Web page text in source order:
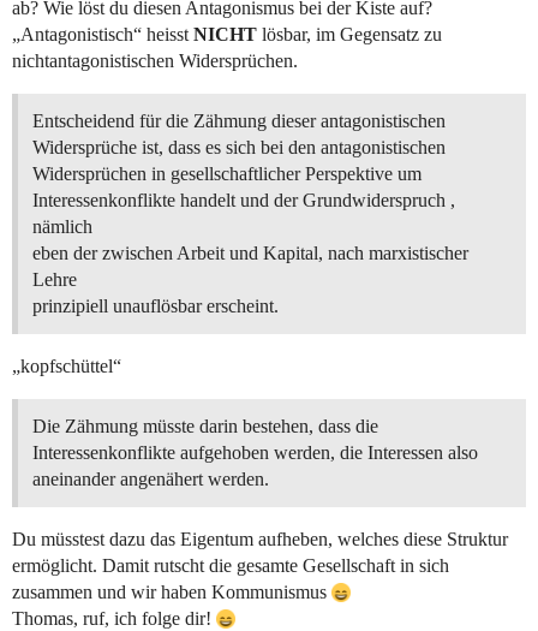
ab? Wie löst du diesen Antagonismus bei der Kiste auf?
„Antagonistisch“ heisst NICHT lösbar, im Gegensatz zu
nichtantagonistischen Widersprüchen.
Entscheidend für die Zähmung dieser antagonistischen
Widersprüche ist, dass es sich bei den antagonistischen
Widersprüchen in gesellschaftlicher Perspektive um
Interessenkonflikte handelt und der Grundwiderspruch ,
nämlich
eben der zwischen Arbeit und Kapital, nach marxistischer
Lehre
prinzipiell unauflösbar erscheint.
„kopfschüttel“
Die Zähmung müsste darin bestehen, dass die
Interessenkonflikte aufgehoben werden, die Interessen also
aneinander angenähert werden.
Du müsstest dazu das Eigentum aufheben, welches diese Struktur
ermöglicht. Damit rutscht die gesamte Gesellschaft in sich
zusammen und wir haben Kommunismus
Thomas, ruf, ich folge dir!